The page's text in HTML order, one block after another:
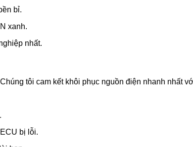
bỉ.
xanh.
nhất.
tôi cam kết khôi phục nguồn điện nhanh nhất
bị lỗi.